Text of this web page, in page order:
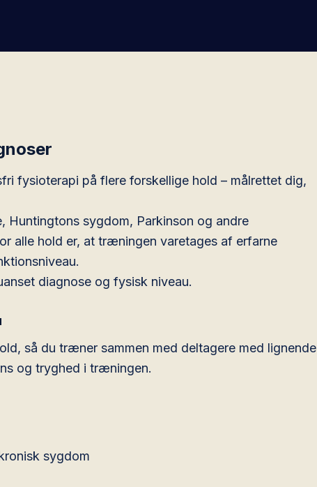
fysioterapi på flere forskellige hold – målrettet dig,
Huntingtons sygdom, Parkinson og andre
alle hold er, at træningen varetages af erfarne
diagnose og fysisk niveau.
så du træner sammen med deltagere med lignende
og tryghed i træningen.
sygdom